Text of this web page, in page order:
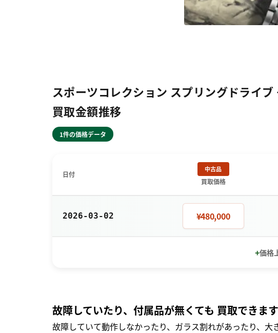
スポーツコレクション スプリングドライ
買取金額推移
1件の価格データ
日付
中古品
買取価格
2026-03-02 ¥480,000
+価格
故障していたり、付属品が無くても 買取できます
故障していて動作しなかったり、ガラス割れがあったり、大